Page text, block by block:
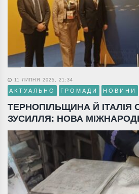
11 ЛИПНЯ 2025, 21:34
АКТУАЛЬНО ГРОМАДИ НОВИНИ
ТЕРНОПІЛЬЩИНА Й ІТАЛІЯ
ЗУСИЛЛЯ: НОВА